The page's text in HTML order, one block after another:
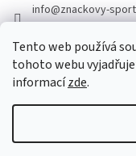
Tento web používá
tohoto webu
informacízde.
info@znackovy-